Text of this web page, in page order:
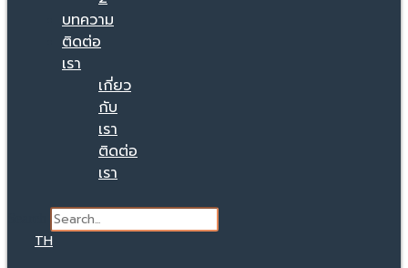
บทความ
ติดต่อ
เรา
เกี่ยว
กับ
เรา
ติดต่อ
เรา
TH